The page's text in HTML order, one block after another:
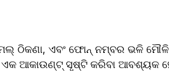
ଇମେଲ୍ ଠିକଣା, ଏବଂ ଫୋନ୍ ନମ୍ବର ଭଳି
ଆକାଉଣ୍ଟ୍ ସୃଷ୍ଟି କରିବା ଆବଶ୍ୟକ